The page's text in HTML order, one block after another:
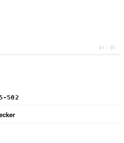
01 / 01
502